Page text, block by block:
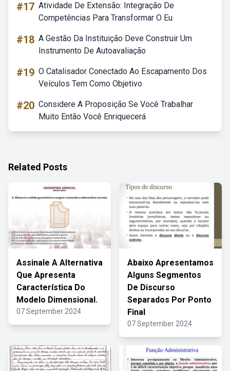
#17 Atividade De Extensão: Integração De
Competências Para Transformar O Eu
#18 A Gestão Da Instituição Deve Construir Um
Instrumento De Autoavaliação
#19 O Catalisador Conectado Ao Escapamento Dos
Veículos Tem Como Objetivo
#20 Considere A Proposição Se Você Trabalhar
Muito Então Você Enriquecerá
Related Posts
Assinale A Alternativa
Que Apresenta
Característica Do
Modelo Dimensional.
07 September 2024
Abaixo Apresentamos
Alguns Segmentos
De Discurso
Separados Por Ponto
Final
07 September 2024